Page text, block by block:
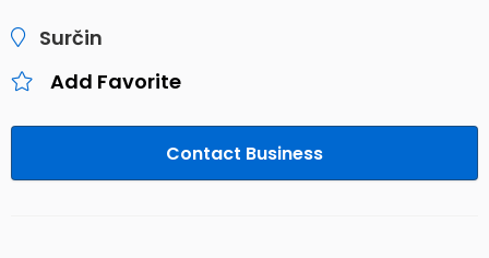
Surčin
Add Favorite
Contact Business